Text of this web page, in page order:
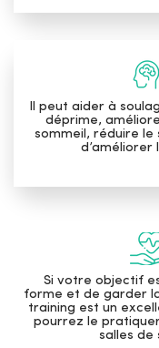
Il peut aider à
déprime,
sommeil, réduire le
d’améliorer
Si votre objectif
forme et de garder
training est un
pourrez le
salles de